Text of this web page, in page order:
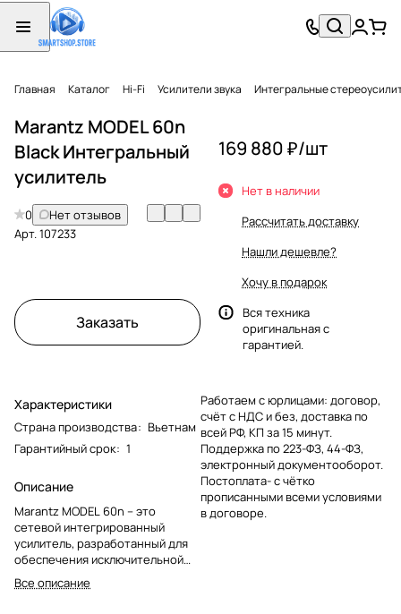
Главная Каталог Hi-Fi Усилители звука Интегральные
Marantz MODEL 60n
Black Интегральный
усилитель
0
Нет отзывов
Арт.107233
Заказать
Характеристики
Страна производства: Вьетнам
Гарантийный срок: 1
Описание
Marantz MODEL 60n – это
сетевой интегрированный
усилитель, разработанный для
обеспечения исключительной
производительности hi-fi и
всесторонних возможностей
Все описание
169 880 ₽/шт
Нет в наличии
Рассчитать доставку
Нашли дешевле?
Хочу в подарок
Вся техника
оригинальная с
гарантией.
Работаем с юрлицами: договор,
счёт с НДС и без, доставка по
всей РФ, КП за 15 минут.
Поддержка по 223-ФЗ, 44-ФЗ,
электронный документооборот.
Постоплата- с чётко
прописанными всеми условиями
в договоре.